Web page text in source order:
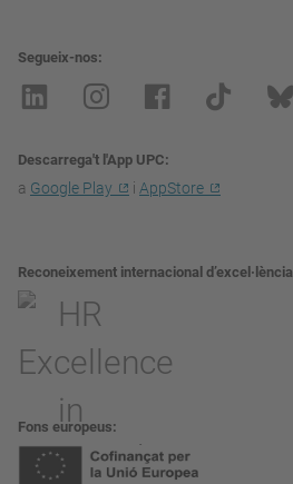
Segueix-nos
Descarrega't l'App UPC
a Google Play i AppStore
Reconeixement internacional d’excel·lència
Fons europeus